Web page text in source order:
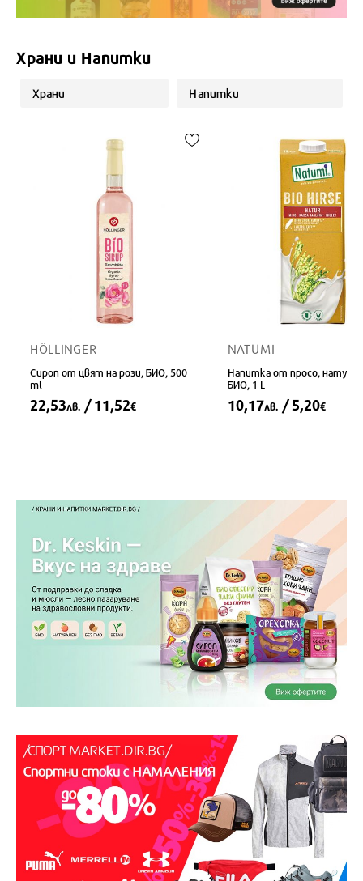
Храни и Напитки
Храни Напитки
HÖLLINGER
Сироп от цвят на рози, БИО, 500
ml
22,53лв. / 11,52€
NATUMI
Напитка от просо,
БИО, 1 L
10,17лв. / 5,20€